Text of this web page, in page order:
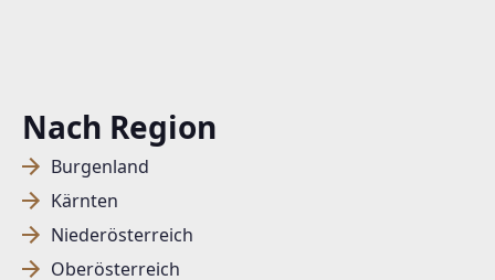
Nach Region
Burgenland
Kärnten
Niederösterreich
Oberösterreich